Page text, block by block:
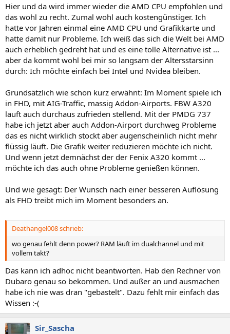
Hier und da wird immer wieder die AMD CPU empfohlen und
das wohl zu recht. Zumal wohl auch kostengünstiger. Ich
hatte vor Jahren einmal eine AMD CPU und Grafikkarte und
hatte damit nur Probleme. Ich weiß das sich die Welt bei AMD
auch erheblich gedreht hat und es eine tolle Alternative ist ...
aber da kommt wohl bei mir so langsam der Altersstarsinn
durch: Ich möchte einfach bei Intel und Nvidea bleiben.
Grundsätzlich wie schon kurz erwähnt: Im Moment spiele ich
in FHD, mit AIG-Traffic, massig Addon-Airports. FBW A320
lauft auch durchaus zufrieden stellend. Mit der PMDG 737
habe ich jetzt aber auch Addon-Airport durchweg Probleme
das es nicht wirklich stockt aber augenscheinlich nicht mehr
flüssig läuft. Die Grafik weiter reduzieren möchte ich nicht.
Und wenn jetzt demnächst der der Fenix A320 kommt ...
möchte ich das auch ohne Probleme genießen können.
Und wie gesagt: Der Wunsch nach einer besseren Auflösung
als FHD treibt mich im Moment besonders an.
Deathangel008 schrieb:
wo genau fehlt denn power? RAM läuft im dualchannel und mit
vollem takt?
Das kann ich adhoc nicht beantworten. Hab den Rechner von
Dubaro genau so bekommen. Und außer an und ausmachen
habe ich nie was dran "gebastelt". Dazu fehlt mir einfach das
Wissen :-(
Sir_Sascha